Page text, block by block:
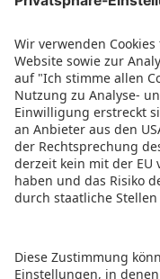
Deutschland
Greta